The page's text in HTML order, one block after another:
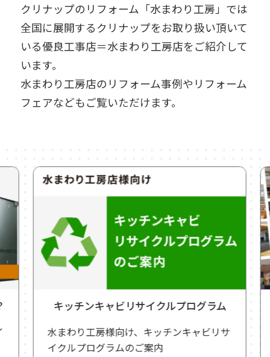
クリナップのリフォーム「水まわり工房」では
全国に展開するクリナップをお取り扱い頂いて
いる優良工事店＝水まわり工房店をご紹介して
います。
水まわり工房店のリフォーム事例やリフォーム
フェアなどもご覧いただけます。
キッチンキャビリサイクルプログラム
水まわり工房様向け、キッチンキャビリサ
イクルプログラムのご案内